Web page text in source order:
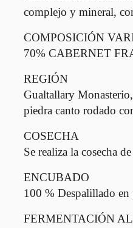
complejo y mineral,
COMPOSICIÓN
70% CABERNET
REGIÓN
Gualtallary
piedra canto rodado
COSECHA
Se realiza la cosecha
ENCUBADO
100 % Despalillado en
FERMENTACIÓN